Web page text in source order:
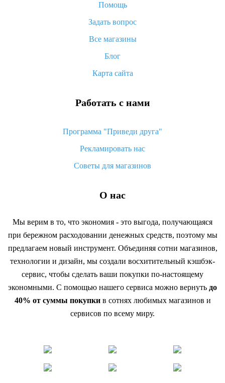
Как покупать оптом на Алиэкспресс
Что делать, если не пришел товар с Алиэкспресс
возврата денег
Помощь
Задать вопрос
Все магазины
Блог
Карта сайта
Работать с нами
Программа "Приведи друга"
Рекламировать нас
Советы для магазинов
О нас
Мы верим в то, что экономия - это выгода, получающаяся
при бережном расходовании денежных средств, поэтому мы
предлагаем новый инструмент. Объединяя сотни магазинов,
технологии и дизайн, мы создали восхитительный кэшбэк-
сервис, чтобы сделать ваши покупки по-настоящему
экономными. С помощью нашего сервиса можно вернуть до
40% от суммы покупкив сотнях любимых магазинов и
сервисов по всему миру.